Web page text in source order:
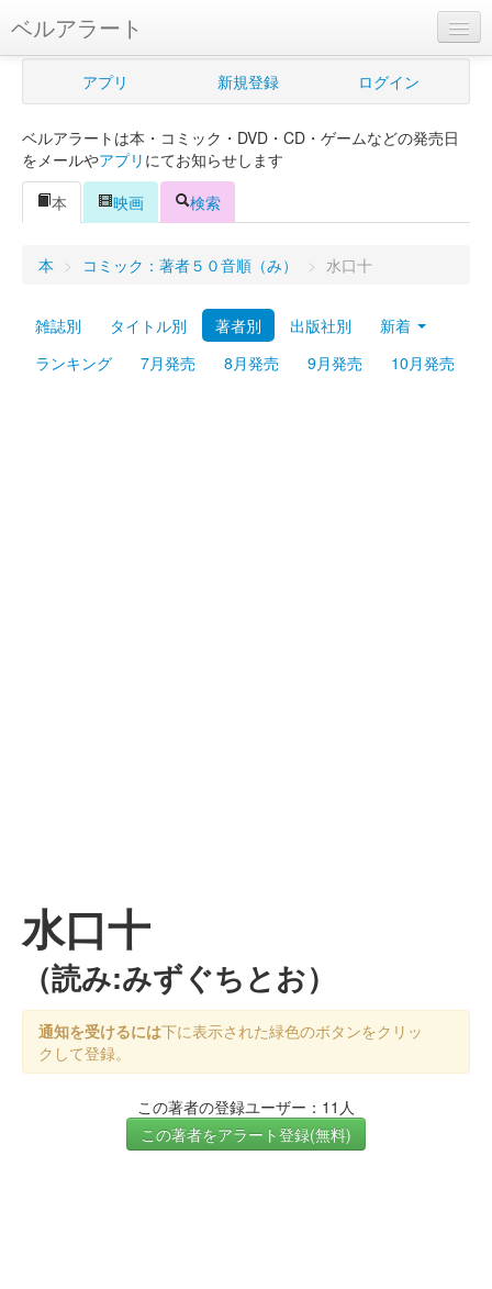
ベルアラート
ベルアラートとは
新規登録
ログイン
Myシェルフ
プレミアム
アプリ 新規登録 ログイン
ベルアラートは本・コミック・DVD・CD・ゲームなどの発売日
をメールやアプリ にてお知らせします
本
映画 検索
本 > コミック：著者５０音順（み） > 水口十
雑誌別 タイトル別 著者別 出版社別
新着
ランキング
7月発売 8月発売 9月発売 10月発売
水口十
（読み:みずぐちとお）
通知を受けるには下に表示された緑色のボタンをクリッ
クして登録。
この著者の登録ユーザー：11人
この著者をアラート登録(無料)